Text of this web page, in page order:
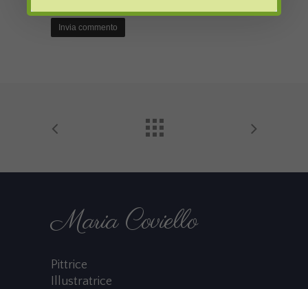
Maria Coviello
Pittrice
Illustratrice